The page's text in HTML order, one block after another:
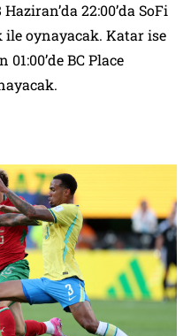
22:00’da SoFi
ile oynayacak. Katar ise
BC Place